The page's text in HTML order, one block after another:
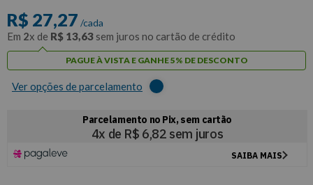
R$ 27,27 /cada
Em 2x de R$ 13,63 sem juros no cartão de crédito
PAGUE À VISTA E GANHE 5% DE DESCONTO
Ver opções de parcelamento